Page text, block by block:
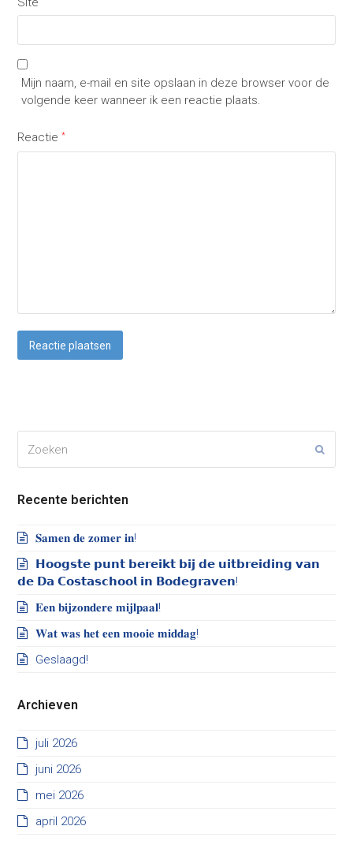
Mijn naam, e-mail en site opslaan in deze browser voor de
volgende keer wanneer ik een reactie plaats.
Reactie*
Recente berichten
𝐒𝐚𝐦𝐞𝐧 𝐝𝐞 𝐳𝐨𝐦𝐞𝐫 𝐢𝐧!
𝗛𝗼𝗼𝗴𝘀𝘁𝗲 𝗽𝘂𝗻𝘁 𝗯𝗲𝗿𝗲𝗶𝗸𝘁 𝗯𝗶𝗷 𝗱𝗲 𝘂𝗶𝘁𝗯𝗿𝗲𝗶𝗱𝗶𝗻𝗴 𝘃𝗮𝗻
𝗱𝗲 𝗗𝗮 𝗖𝗼𝘀𝘁𝗮𝘀𝗰𝗵𝗼𝗼𝗹 𝗶𝗻 𝗕𝗼𝗱𝗲𝗴𝗿𝗮𝘃𝗲𝗻!
𝐄𝐞𝐧 𝐛𝐢𝐣𝐳𝐨𝐧𝐝𝐞𝐫𝐞 𝐦𝐢𝐣𝐥𝐩𝐚𝐚𝐥!
𝐖𝐚𝐭 𝐰𝐚𝐬 𝐡𝐞𝐭 𝐞𝐞𝐧 𝐦𝐨𝐨𝐢𝐞 𝐦𝐢𝐝𝐝𝐚𝐠!
Geslaagd!
Archieven
juli 2026
juni 2026
mei 2026
april 2026